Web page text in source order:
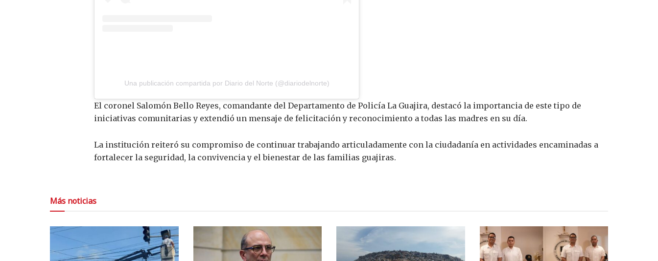
Una publicación compartida por Diario del Norte (@diariodelnorte)
El coronel Salomón Bello Reyes, comandante del Departamento de Policía La Guajira, destacó la importancia de este tipo de
iniciativas comunitarias y extendió un mensaje de felicitación y reconocimiento a todas las madres en su día.
La institución reiteró su compromiso de continuar trabajando articuladamente con la ciudadanía en actividades encaminadas a
fortalecer la seguridad, la convivencia y el bienestar de las familias guajiras.
Más noticias